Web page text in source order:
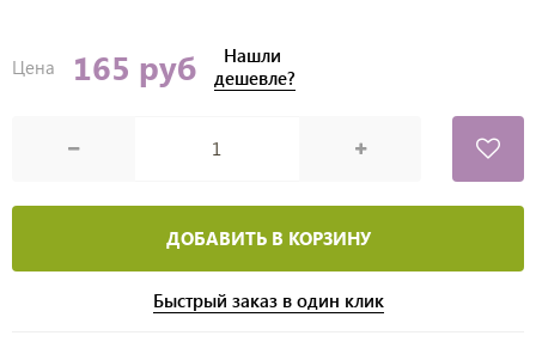
Цена 165 руб
Нашли
дешевле?
ДОБАВИТЬ В КОРЗИНУ
Быстрый заказ в один клик